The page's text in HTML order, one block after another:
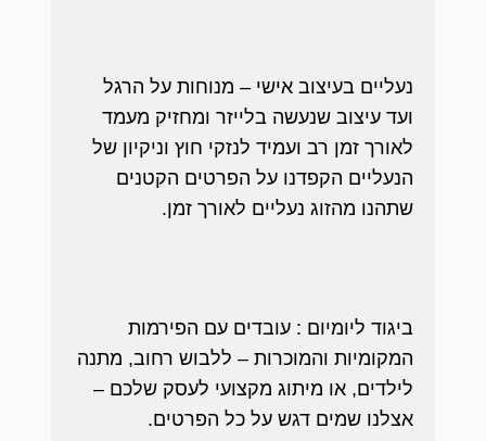
נעליים בעיצוב אישי – מנוחות על הרגל
ועד עיצוב שנעשה בלייזר ומחזיק מעמד
לאורך זמן רב ועמיד לנזקי חוץ וניקיון של
הנעליים הקפדנו על הפרטים הקטנים
שתהנו מהזוג נעליים לאורך זמן.
ביגוד ליומיום : עובדים עם הפירמות
המקומיות והמוכרות – ללבוש רחוב, מתנה
לילדים, או מיתוג מקצועי לעסק שלכם –
אצלנו שמים דגש על כל הפרטים.